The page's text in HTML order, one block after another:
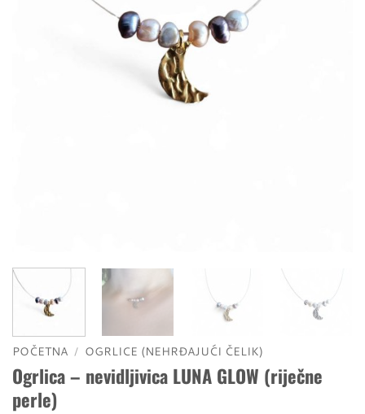
POČETNA / OGRLICE (NEHRĐAJUĆI ČELIK)
Ogrlica – nevidljivica LUNA GLOW (riječne
perle)